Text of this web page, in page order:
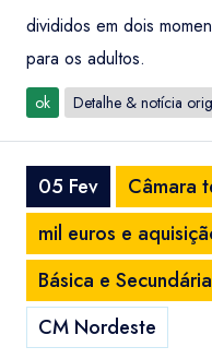
divididos em dois
para os adultos.
ok Detalhe & notícia
05 Fev
Câmara
mil euros e
Básica e Secundária
CM Nordeste